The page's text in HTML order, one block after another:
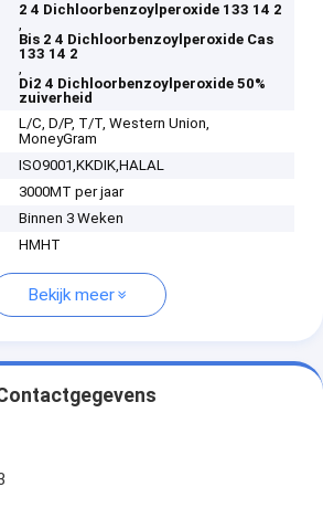
2 4 Dichloorbenzoylperoxide 133 14 2
,
Bis 2 4 Dichloorbenzoylperoxide Cas
133 14 2
,
Di2 4 Dichloorbenzoylperoxide 50%
zuiverheid
L/C, D/P, T/T, Western Union,
MoneyGram
ISO9001,KKDIK,HALAL
3000MT per jaar
Binnen 3 Weken
HMHT
Bekijk meer